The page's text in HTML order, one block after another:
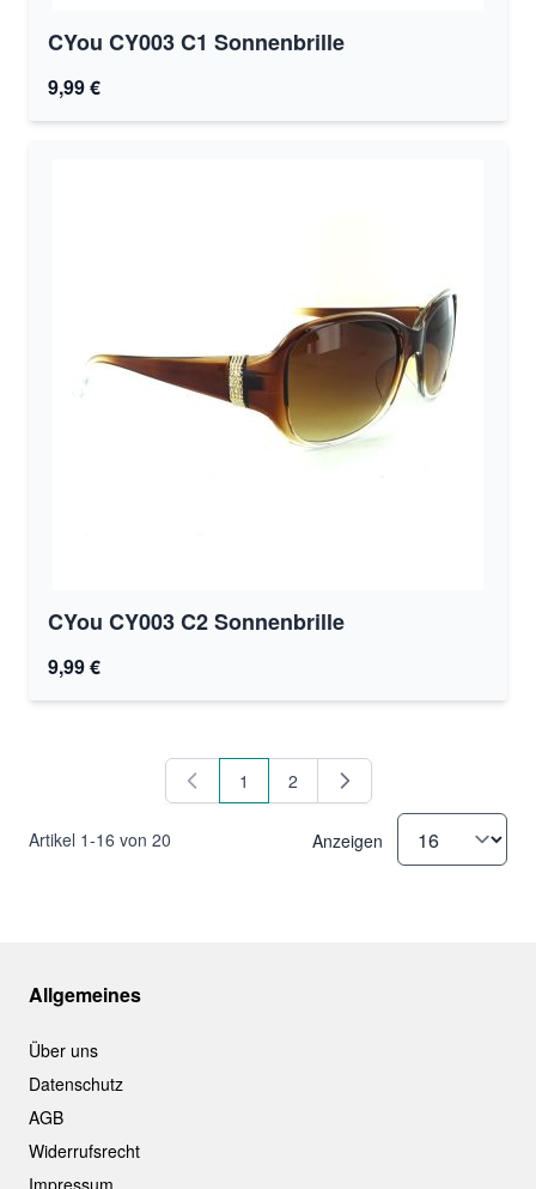
CYou CY003 C1 Sonnenbrille
9,99 €
CYou CY003 C2 Sonnenbrille
9,99 €
Artikel 1-16 von 20
Sie lesen gerade Seite
1 Seite
2
Anzeigen
Allgemeines
Über uns
Datenschutz
AGB
Widerrufsrecht
Impressum